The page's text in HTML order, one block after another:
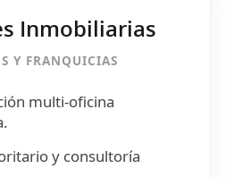
Inmobiliarias
Y FRANQUICIAS
multi-oficina
y consultoría